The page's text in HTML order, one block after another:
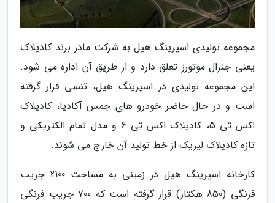
مجموعه تولیدی اسپرینگ هیل به شرکت مادر برند کادیلاک
یعنی جنرال موتورز تعلق دارد و از طریق آن اداره می شود.
این مجموعه تولیدی در اسپرینگ هیل، تنسی قرار گرفته
است و در حال حاضر خودرو های جمس آکادیا، کادیلاک
اکس تی 5، کادیلاک اکس تی 6 و مدل تمام الکتریکی و
تازه کادیلاک لیریک از خط تولید آن خارج می شوند.
کارخانه اسپرینگ هیل در زمینی به مساحت 2100 جریب
فرنگی (850 هکتار) قرار گرفته است که 700 جریب فرنگی